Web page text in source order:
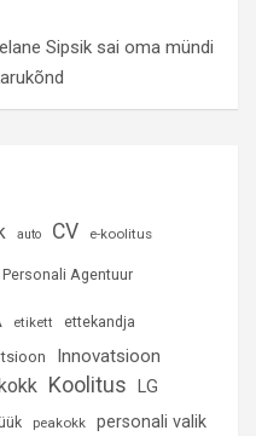
Sipsik sai oma mündi
auto CV e-koolitus
Agentuur
etikett ettekandja
Innovatsioon
kokk Koolitus LG
peakokk personali valik